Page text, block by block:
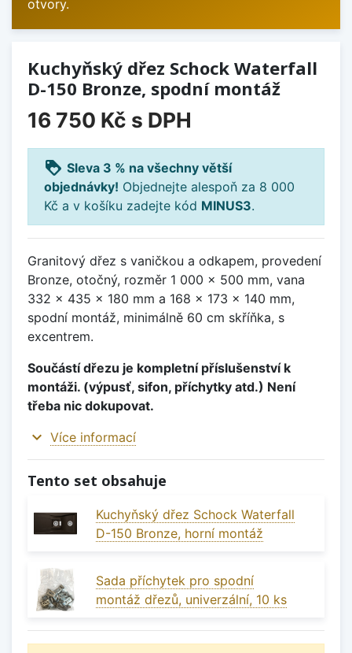
otvory.
Kuchyňský dřez Schock Waterfall
D-150 Bronze, spodní montáž
16 750 Kč s DPH
loyalty Sleva 3 % na všechny větší
objednávky! Objednejte alespoň za 8 000
Kč a v košíku zadejte kód MINUS3.
Granitový dřez s vaničkou a odkapem, provedení
Bronze, otočný, rozměr 1 000 x 500 mm, vana
332 x 435 x 180 mm a 168 x 173 x 140 mm,
spodní montáž, minimálně 60 cm skříňka, s
excentrem.
Součástí dřezu je kompletní příslušenství k
montáži. (výpusť, sifon, příchytky atd.) Není
třeba nic dokupovat.
expand_more Více informací
Tento set obsahuje
Kuchyňský dřez Schock Waterfall
D-150 Bronze, horní montáž
Sada příchytek pro spodní
montáž dřezů, univerzální, 10 ks